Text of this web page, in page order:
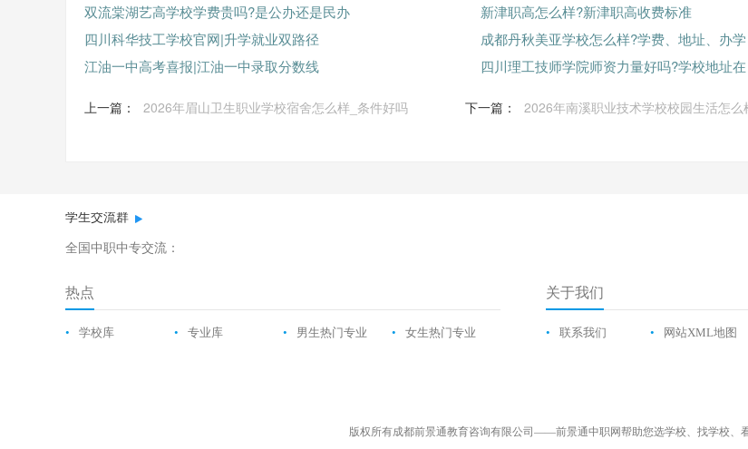
双流棠湖艺高学校学费贵吗?是公办还是民办
新津职高怎么样?新津职高收费标准
四川科华技工学校官网|升学就业双路径
成都丹秋美亚学校怎么样?学费、地址、办学
江油一中高考喜报|江油一中录取分数线
四川理工技师学院师资力量好吗?学校地址在
上一篇： 2026年眉山卫生职业学校宿舍怎么样_条件好吗 下一篇： 2026年南溪职业技术学校校园生活怎么
学生交流群
全国中职中专交流：
热点
• 学校库 • 专业库 • 男生热门专业 • 女生热门专业
关于我们
• 联系我们 • 网站XML地图
版权所有成都前景通教育咨询有限公司——前景通中职网帮助您选学校、找学校、